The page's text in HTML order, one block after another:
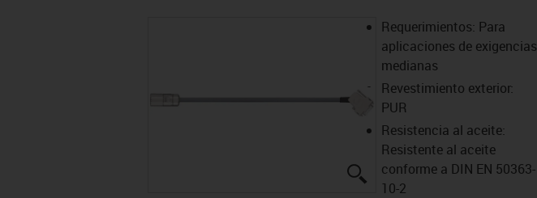
igus-icon-lupe
Requerimientos: Para
aplicaciones de exigencias
medianas
Revestimiento exterior:
PUR
Resistencia al aceite:
Resistente al aceite
conforme a DIN EN 50363-
10-2